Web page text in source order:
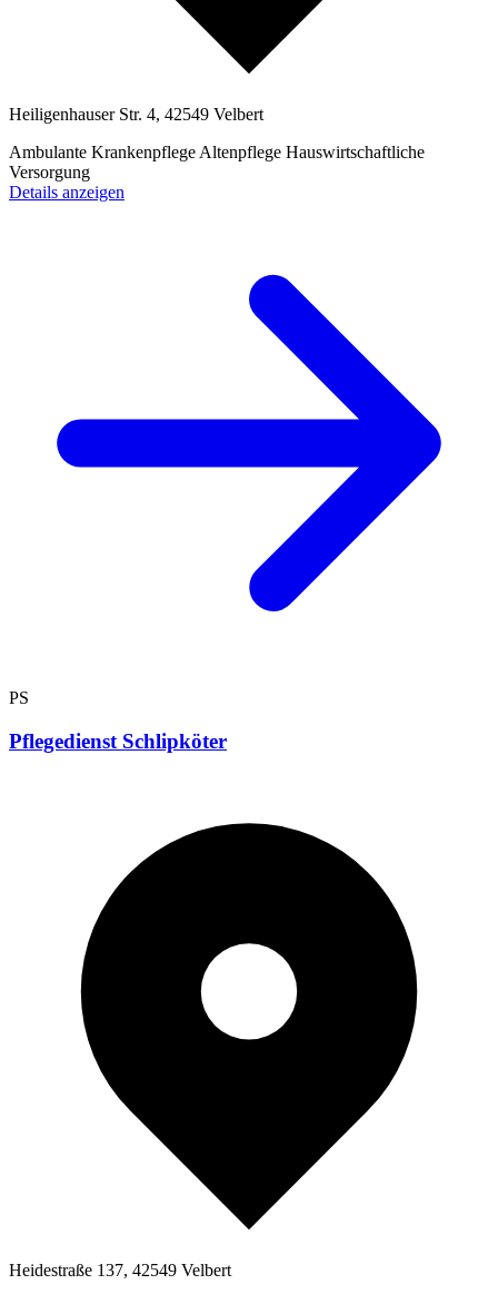
Heiligenhauser Str. 4, 42549 Velbert
Ambulante KrankenpflegeAltenpflege Hauswirtschaftliche
Versorgung
Details anzeigen
PS
Pflegedienst Schlipköter
Heidestraße 137, 42549 Velbert